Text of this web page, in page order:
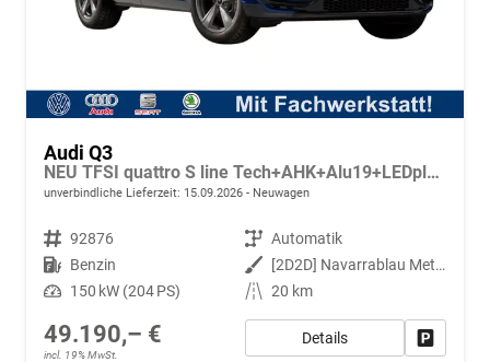
Audi Q3
NEU TFSI quattro S line Tech+AHK+Alu19+LEDplus+KlimaPlus+ExtSchwarz
unverbindliche Lieferzeit: 15.09.2026 Neuwagen
Fahrzeugnr. 92876 Getriebe Automatik
Kraftstoff Benzin Außenfarbe
[2D2D] Navarrablau Metallic
Leistung 150 kW (204 PS) Kilometerstand 20 km
49.190,– €
incl. 19% MwSt.
Details